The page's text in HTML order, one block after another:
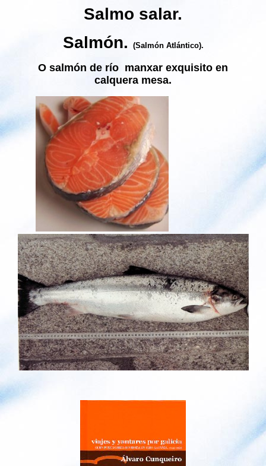
Salmo salar.
Salmón.
(Salmón Atlántico).
O salmón de río manxar exquisito en
calquera mesa.